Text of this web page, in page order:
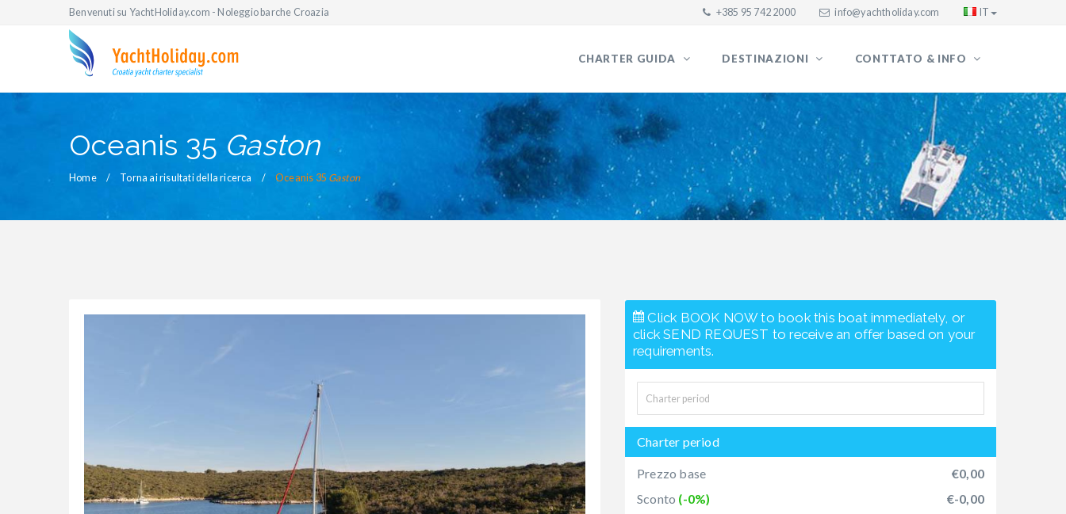
Benvenuti su YachtHoliday.com - Noleggio barche Croazia +385 95 742 2000 info@yachtholiday.com IT
CHARTER GUIDA DESTINAZIONI CONTTATO & INFO
Oceanis 35 Gaston
Home Torna ai risultati della ricerca Oceanis 35 Gaston
Click BOOK NOW to book this boat immediately, or
click SEND REQUEST to receive an offer based on your
requirements.
Charter period
Prezzo base
€0,00
Sconto (-0%)
€-0,00